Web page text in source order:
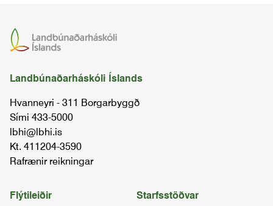
Landbúnaðarháskóli Íslands
Hvanneyri - 311 Borgarbyggð
Sími 433-5000
lbhi@lbhi.is
Kt. 411204-3590
Rafrænir reikningar
Starfsstöðvar
Flýtileiðir